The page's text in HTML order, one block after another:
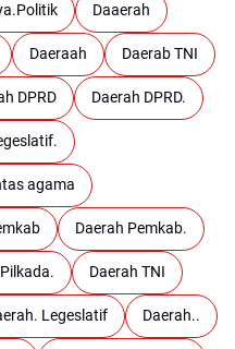
Daaerah
Daeraah Daerab TNI
DPRD Daerah DPRD.
agama
Daerah Pemkab.
Daerah TNI
Legeslatif Daerah..